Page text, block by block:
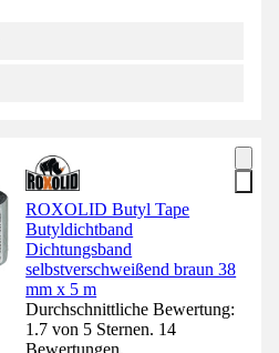
ROXOLID Butyl Tape
Butyldichtband
Dichtungsband
selbstverschweißend braun 38
mm x 5 m
Durchschnittliche Bewertung:
1.7 von 5 Sternen. 14
Bewertungen.